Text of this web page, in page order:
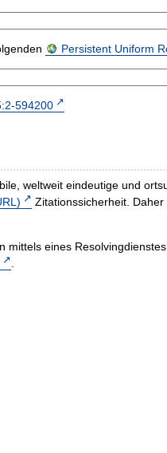
Persistent Uniform
594200
weltweit eindeutige und
Zitationssicherheit.
eines
.